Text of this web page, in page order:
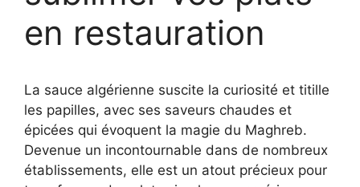
en restauration
La sauce algérienne suscite la curiosité et titille
les papilles, avec ses saveurs chaudes et
épicées qui évoquent la magie du Maghreb.
Devenue un incontournable dans de nombreux
établissements, elle est un atout précieux pour